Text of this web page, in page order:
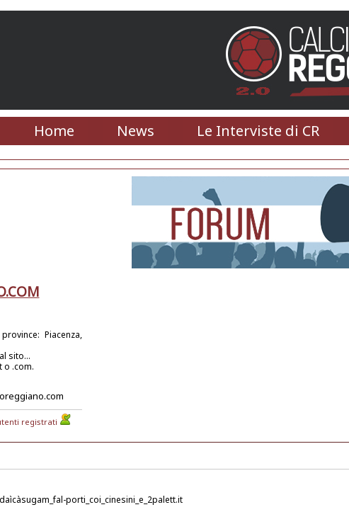
Home News Le Interviste di CR
Piacenza,
sito...
o .com.
registrati
porti_coi_cinesini_e_2palett.it